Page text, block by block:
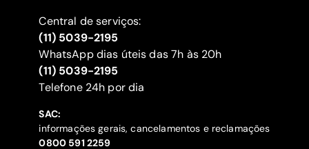
Central de serviços:
(11) 5039-2195
WhatsApp dias úteis das 7h às 20h
(11) 5039-2195
‍Telefone 24h por dia
SAC:
informações gerais, cancelamentos e reclamações
‍0800 591 2259